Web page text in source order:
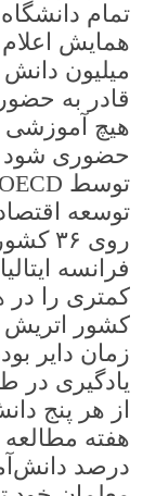
تمام
قادر به
هیچ آموزشی
حضوری شود
توسعه
روی
کمتری را در
کشور اتریش
یادگیری در
درصد